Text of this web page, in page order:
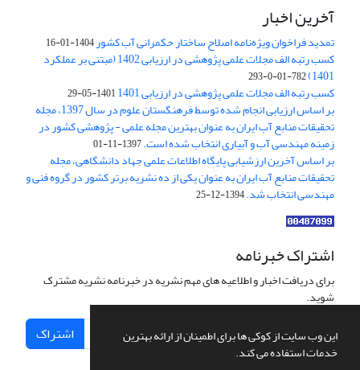
این وب سایت از کوکی ها برای اطمینان از ارائه بهترین
خدمات استفاده می کند.
آخرین اخبار
تمدید فراخوان ویژه‌نامه اصلاح ساختار حکمرانی آب کشور1404-01-16
کسب رتبه الف مجلات علمی پژوهشی در ارزیابی 1402 (مبتنی بر عملکرد
1401)
782-01-0-293
کسب رتبه الف مجلات علمی پژوهشی در ارزیابی 1401 1401-05-29
بر اساس ارزیابی انجام شده توسط فرهنگستان علوم در سال 1397، مجله
تحقیقات منابع آب ایران به عنوان بهترین مجله علمی - پژوهشی کشور در
زمینه مهندسی آب و آبیاری انتخاب شده است.1397-11-01
بر اساس آخرین ارزشیابی پایگاه اطلاعات علمی جهاد دانشگاهی، مجله
تحقیقات منابع آب ایران به عنوان یکی از ده نشریه برتر کشور در گروه فنی و
مهندسی انتخاب شد.1394-12-25
اشتراک خبرنامه
برای دریافت اخبار و اطلاعیه های مهم نشریه در خبرنامه نشریه مشترک
شوید.
اشتراک